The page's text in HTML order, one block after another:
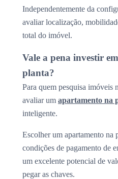
Independentemente da
avaliar localização,
total do imóvel.
Vale a pena investir
planta?
Para quem pesquisa imóveis
avaliar um apartamento na
inteligente.
Escolher um apartamento na
condições de pagamento de
um excelente potencial de
pegar as chaves.